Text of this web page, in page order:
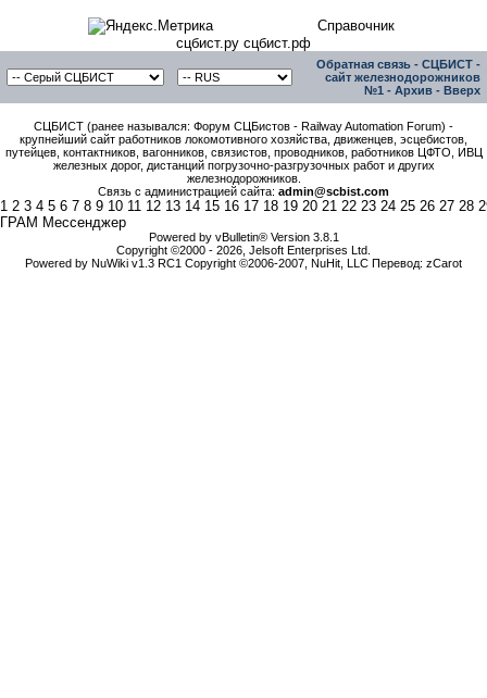
Справочник
сцбист.ру сцбист.рф
Обратная связь - СЦБИСТ -
сайт железнодорожников
№1 - Архив - Вверх
СЦБИСТ (ранее назывался: Форум СЦБистов - Railway Automation Forum) -
крупнейший сайт работников локомотивного хозяйства, движенцев, эсцебистов,
путейцев, контактников, вагонников, связистов, проводников, работников ЦФТО, ИВЦ
железных дорог, дистанций погрузочно-разгрузочных работ и других
железнодорожников.
Связь с администрацией сайта: admin@scbist.com
1 2 3 4 5 6 7 8 9 10 11 12 13 14 15 16 17 18 19 20 21 22 23 24 25 26 27 28
ГРАМ Мессенджер
Powered by vBulletin® Version 3.8.1
Copyright ©2000 - 2026, Jelsoft Enterprises Ltd.
Powered by NuWiki v1.3 RC1 Copyright ©2006-2007, NuHit, LLC Перевод: zCarot